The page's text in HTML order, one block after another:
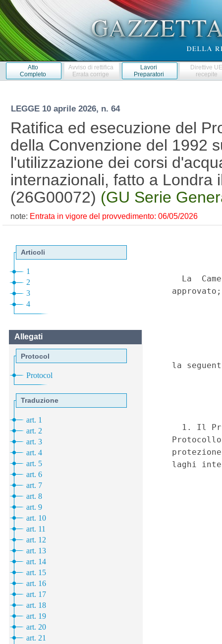
Atto
Completo
Avviso di rettifica
Errata corrige
Lavori
Preparatori
Direttive
recepite
LEGGE 10 aprile 2026, n. 64
Ratifica ed esecuzione del
della Convenzione del 1992
l'utilizzazione dei corsi
internazionali, fatto a Londra
(26G00072) (GU Serie
note: Entrata in vigore del provvedimento: 06/05/2026